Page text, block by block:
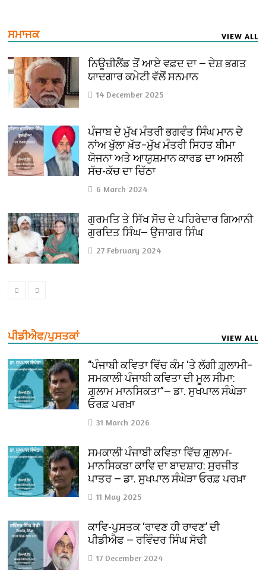
ਸਮਾਜਕ VIEW ALL
ਨਿਊਜ਼ੀਲੈਂਡ ਤੋਂ ਆਏ ਵਫ਼ਦ ਦਾ — ਦੇਸ਼ ਭਗਤ
ਯਾਦਗਾਰ ਕਮੇਟੀ ਵੱਲੋਂ ਸਨਮਾਨ
14 December 2025
ਪੰਜਾਬ ਦੇ ਮੁੱਖ ਮੰਤਰੀ ਭਗਵੰਤ ਸਿੰਘ ਮਾਨ ਦੇ
ਨਾਂਅ ਖੁੱਲਾ ਖ਼ੱਤ–ਮੁੱਖ ਮੰਤਰੀ ਸਿਹਤ ਬੀਮਾ
ਯੋਜਨਾ ਅਤੇ ਆਯੁਸ਼ਮਾਨ ਕਾਰਡ ਦਾ ਅਸਲੀ
ਸੱਚ-ਕੱਚ ਦਾ ਚਿੱਠਾ
6 March 2024
ਗੁਰਮਤਿ ਤੇ ਸਿੱਖ ਸੋਚ ਦੇ ਪਹਿਰੇਦਾਰ ਗਿਆਨੀ
ਗੁਰਦਿਤ ਸਿੰਘ— ਉਜਾਗਰ ਸਿੰਘ
27 February 2024
ਪੀਡੀਐਫ/ਪੁਸਤਕਾਂ VIEW ALL
“ਪੰਜਾਬੀ ਕਵਿਤਾ ਵਿੱਚ ਕੰਮ ‘ਤੇ ਲੱਗੀ ਗ਼ੁਲਾਮੀ–
ਸਮਕਾਲੀ ਪੰਜਾਬੀ ਕਵਿਤਾ ਦੀ ਮੂਲ ਸੀਮਾ:
ਗ਼ੁਲਾਮ ਮਾਨਸਿਕਤਾ”— ਡਾ. ਸੁਖਪਾਲ ਸੰਘੇੜਾ
ਓਰਫ਼ ਪਰਖ਼ਾ
31 March 2026
ਸਮਕਾਲੀ ਪੰਜਾਬੀ ਕਵਿਤਾ ਵਿੱਚ ਗ਼ੁਲਾਮ-
ਮਾਨਸਿਕਤਾ ਕਾਵਿ ਦਾ ਬਾਦਸ਼ਾਹ: ਸੁਰਜੀਤ
ਪਾਤਰ — ਡਾ. ਸੁਖਪਾਲ ਸੰਘੇੜਾ ਓਰਫ਼ ਪਰਖ਼ਾ
11 May 2025
ਕਾਵਿ-ਪੁਸਤਕ ‘ਰਾਵਣ ਹੀ ਰਾਵਣ’ ਦੀ
ਪੀਡੀਐਫ — ਰਵਿੰਦਰ ਸਿੰਘ ਸੋਢੀ
17 December 2024